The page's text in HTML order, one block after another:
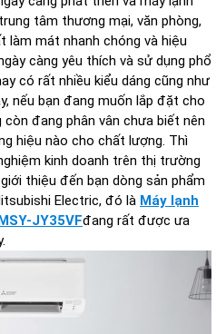
tâm thương mại, văn phòng,
làm mát nhanh chóng và hiệu
càng yêu thích và sử dụng phổ
có rất nhiều kiểu dáng cũng như
nếu bạn đang muốn lắp đặt cho
đang phân vân chưa biết nên
hiệu nào cho chất lượng. Thì
kinh doanh trên thị trường
thiệu đến bạn dòng sản phẩm
Electric, đó là Máy lạnh
JY35VFđang rất được ưa